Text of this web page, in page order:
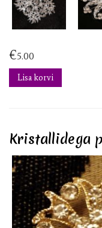
€5.00
Lisa korvi
Kristallidega